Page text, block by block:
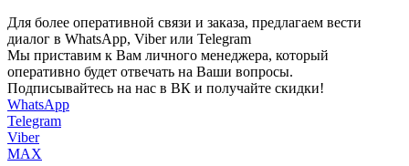
Для более оперативной связи и заказа, предлагаем вести
диалог в WhatsApp, Viber или Telegram
Мы приставим к Вам личного менеджера, который
оперативно будет отвечать на Ваши вопросы.
Подписывайтесь на нас в ВК и получайте скидки!
WhatsApp
Telegram
Viber
MAX